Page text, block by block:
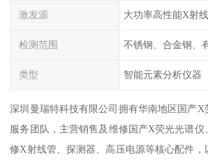
激发源 大功率高性能X射
检测范围 不锈钢、合金钢、
类型 智能元素分析仪器
深圳曼瑞特科技有限公司拥有华南地区国产
服务团队，主营销售及维修国产X荧光光谱仪
修X射线管、探测器、高压电源等核心配件，